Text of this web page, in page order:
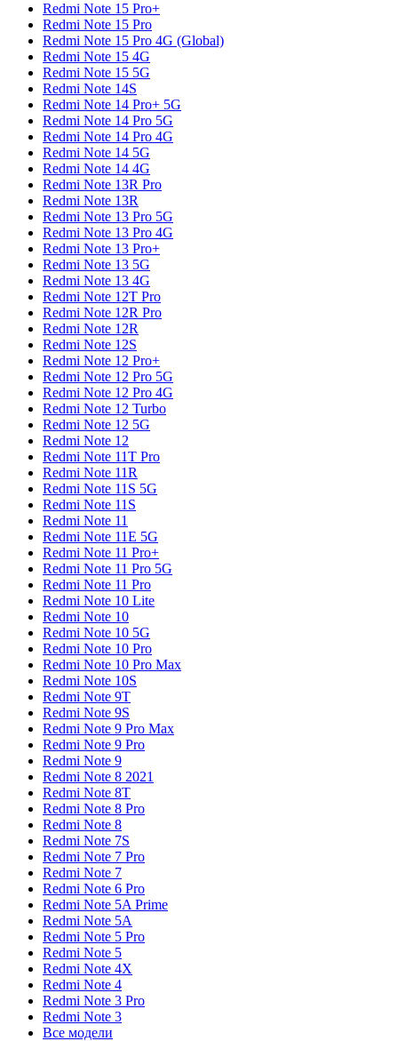
Redmi Note 15 Pro+
Redmi Note 15 Pro
Redmi Note 15 Pro 4G (Global)
Redmi Note 15 4G
Redmi Note 15 5G
Redmi Note 14S
Redmi Note 14 Pro+ 5G
Redmi Note 14 Pro 5G
Redmi Note 14 Pro 4G
Redmi Note 14 5G
Redmi Note 14 4G
Redmi Note 13R Pro
Redmi Note 13R
Redmi Note 13 Pro 5G
Redmi Note 13 Pro 4G
Redmi Note 13 Pro+
Redmi Note 13 5G
Redmi Note 13 4G
Redmi Note 12T Pro
Redmi Note 12R Pro
Redmi Note 12R
Redmi Note 12S
Redmi Note 12 Pro+
Redmi Note 12 Pro 5G
Redmi Note 12 Pro 4G
Redmi Note 12 Turbo
Redmi Note 12 5G
Redmi Note 12
Redmi Note 11T Pro
Redmi Note 11R
Redmi Note 11S 5G
Redmi Note 11S
Redmi Note 11
Redmi Note 11E 5G
Redmi Note 11 Pro+
Redmi Note 11 Pro 5G
Redmi Note 11 Pro
Redmi Note 10 Lite
Redmi Note 10
Redmi Note 10 5G
Redmi Note 10 Pro
Redmi Note 10 Pro Max
Redmi Note 10S
Redmi Note 9T
Redmi Note 9S
Redmi Note 9 Pro Max
Redmi Note 9 Pro
Redmi Note 9
Redmi Note 8 2021
Redmi Note 8T
Redmi Note 8 Pro
Redmi Note 8
Redmi Note 7S
Redmi Note 7 Pro
Redmi Note 7
Redmi Note 6 Pro
Redmi Note 5A Prime
Redmi Note 5A
Redmi Note 5 Pro
Redmi Note 5
Redmi Note 4X
Redmi Note 4
Redmi Note 3 Pro
Redmi Note 3
Все модели